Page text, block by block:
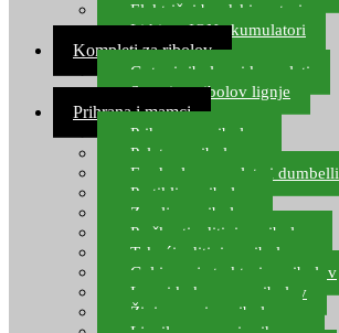
Električni brodski motori
Lithium ION akumulatori
Kompleti za ribolov
Gotovi ribolovni kompleti
Setovi za ribolov lignje
Prihrana i mamci
Prihrana za ribolov
Pelete za ribolov
Feeder lovne pelete i dumbelli
Partikli za ribolov
Zemlja za ribolov
Praškasti aditivi za ribolov
Tekući aditivi za ribolov
Gel i sprej atraktori za ribolov
Lovni kukuruz za ribolov
Živi mamci za ribolov